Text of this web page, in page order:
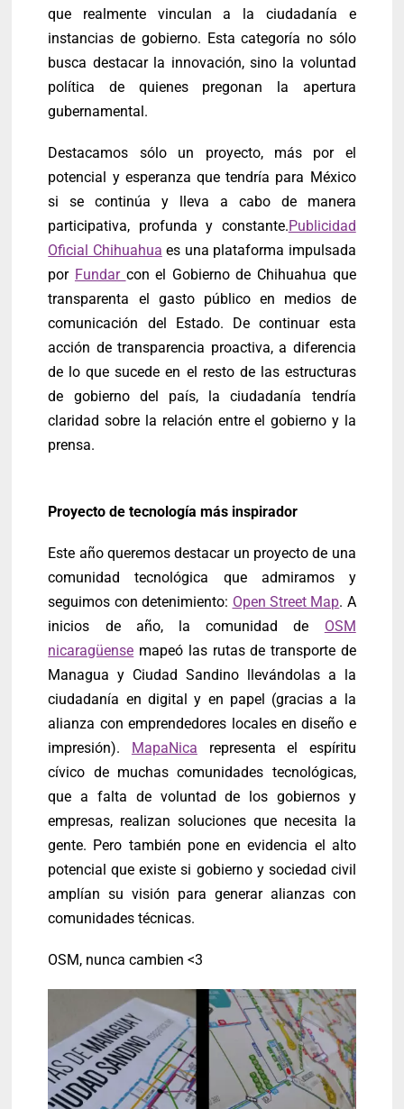
que realmente vinculan a la ciudadanía e
instancias de gobierno. Esta categoría no sólo
busca destacar la innovación, sino la voluntad
política de quienes pregonan la apertura
gubernamental.
Destacamos sólo un proyecto, más por el
potencial y esperanza que tendría para México
si se continúa y lleva a cabo de manera
participativa, profunda y constante.Publicidad
Oficial Chihuahua es una plataforma impulsada
por Fundar con el Gobierno de Chihuahua que
transparenta el gasto público en medios de
comunicación del Estado. De continuar esta
acción de transparencia proactiva, a diferencia
de lo que sucede en el resto de las estructuras
de gobierno del país, la ciudadanía tendría
claridad sobre la relación entre el gobierno y la
prensa.
Proyecto de tecnología más inspirador
Este año queremos destacar un proyecto de una
comunidad tecnológica que admiramos y
seguimos con detenimiento: Open Street Map. A
inicios de año, la comunidad de OSM
nicaragüense mapeó las rutas de transporte de
Managua y Ciudad Sandino llevándolas a la
ciudadanía en digital y en papel (gracias a la
alianza con emprendedores locales en diseño e
impresión). MapaNica representa el espíritu
cívico de muchas comunidades tecnológicas,
que a falta de voluntad de los gobiernos y
empresas, realizan soluciones que necesita la
gente. Pero también pone en evidencia el alto
potencial que existe si gobierno y sociedad civil
amplían su visión para generar alianzas con
comunidades técnicas.
OSM, nunca cambien <3